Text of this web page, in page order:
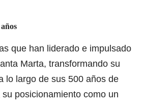
que han liderado e impulsado
Marta, transformando su
lo largo de sus 500 años de
posicionamiento como un